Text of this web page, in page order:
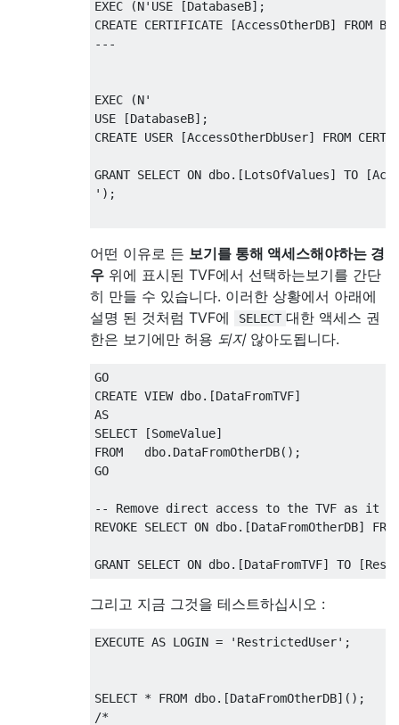
EXEC (N'USE [DatabaseB];
CREATE CERTIFICATE [AccessOtherDB] FROM
---
EXEC (N'
USE [DatabaseB];
CREATE USER [AccessOtherDbUser] FROM
GRANT SELECT ON dbo.[LotsOfValues] TO
' );
EXECUTE AS LOGIN = 'RestrictedUser' ;
SELECT * FROM dbo .[DataFromOtherDB]();
SELECT * FROM [DatabaseB].[dbo
/*
Msg 916, Level 14, State 1, Line XXXXX
The server principal "RestrictedUser" is
the database "DatabaseB" under the
REVERT
어떤 이유로 든 보기를 통해 액세스해야하는 경
우 위에 표시된 TVF에서 선택하는보기를 간단
히 만들 수 있습니다. 이러한 상황에서 아래에
설명 된 것처럼 TVF에
SELECT 대한 액세스 권
한은 보기에만 허용 되지않아도됩니다.
CREATE VIEW dbo.[DataFromTVF]
AS
SELECT
[SomeValue]
FROM
   dbo
. DataFromOtherDB();
GO
-- Remove direct access to the TVF as it
REVOKE SELECT ON dbo.[DataFromOtherDB]
GRANT SELECT ON dbo.[DataFromTVF] TO [
그리고 지금 그것을 테스트하십시오 :
EXECUTE AS LOGIN = 'RestrictedUser' ;
SELECT * FROM dbo.[DataFromOtherDB]();
/*